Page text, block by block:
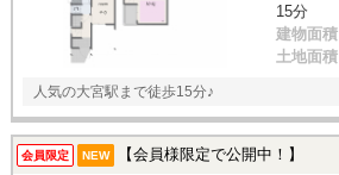
15分
建物面積
土地面積
人気の大宮駅まで徒歩15分♪
会員限定 NEW 【会員様限定で公開中！】